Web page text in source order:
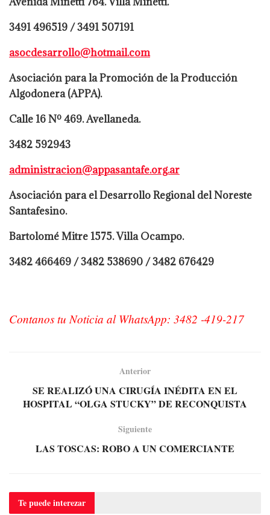
3491 496519 / 3491 507191
asocdesarrollo@hotmail.com
Asociación para la Promoción de la Producción
Algodonera (APPA).
Calle 16 Nº 469. Avellaneda.
3482 592943
administracion@appasantafe.org.ar
Asociación para el Desarrollo Regional del Noreste
Santafesino.
Bartolomé Mitre 1575. Villa Ocampo.
3482 466469 / 3482 538690 / 3482 676429
Contanos tu Noticia al WhatsApp: 3482 -419-217
Anterior
SE REALIZÓ UNA CIRUGÍA INÉDITA EN EL
HOSPITAL “OLGA STUCKY” DE RECONQUISTA
Siguiente
LAS TOSCAS: ROBO A UN COMERCIANTE
Te puedeinterezar